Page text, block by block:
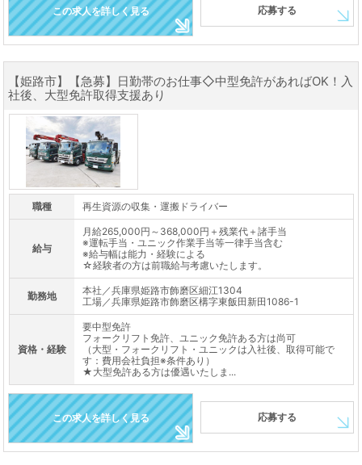
この求人を詳しく見る 応募する
【姫路市】【急募】日勤帯のお仕事◇中型免許があればOK！入
社後、大型免許取得支援あり
職種 再生資源の収集・運搬ドライバー
給与
月給265,000円～368,000円＋残業代＋諸手当
※運転手当・ユニック作業手当等一律手当含む
※給与幅は能力・経験による
☆経験者の方は前職給与考慮いたします。
勤務地
本社／兵庫県姫路市飾磨区細江1304
工場／兵庫県姫路市飾磨区構字東飯田新田1086-1
資格・経験
要中型免許
フォークリフト免許、ユニック免許ある方は尚可
（大型・フォークリフト・ユニックは入社後、取得可能で
す：費用会社負担※条件あり）
★大型免許ある方は優遇いたしま...
この求人を詳しく見る 応募する